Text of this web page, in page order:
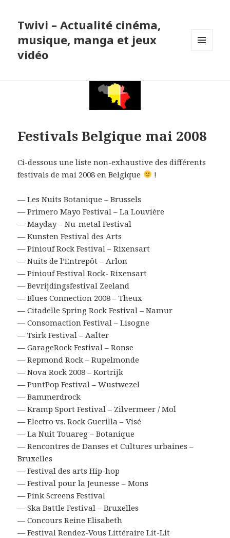
Twivi – Actualité cinéma,
musique, manga et jeux
vidéo
Festivals Belgique mai 2008
Ci-dessous une liste non-exhaustive des différents
festivals de mai 2008 en Belgique
!
— Les Nuits Botanique – Brussels
— Primero Mayo Festival – La Louvière
— Mayday – Nu-metal Festival
— Kunsten Festival des Arts
— Piniouf Rock Festival – Rixensart
— Nuits de l’Entrepôt – Arlon
— Piniouf Festival Rock- Rixensart
— Bevrijdingsfestival Zeeland
— Blues Connection 2008 – Theux
— Citadelle Spring Rock Festival – Namur
— Consomaction Festival – Lisogne
— Tsirk Festival – Aalter
— GarageRock Festival – Ronse
— Repmond Rock – Rupelmonde
— Nova Rock 2008 – Kortrijk
— PuntPop Festival – Wustwezel
— Bammerdrock
— Kramp Sport Festival – Zilvermeer / Mol
— Electro vs. Rock Guerilla – Visé
— La Nuit Touareg – Botanique
— Rencontres de Danses et Cultures urbaines –
Bruxelles
— Festival des arts Hip-hop
— Festival pour la Jeunesse – Mons
— Pink Screens Festival
— Ska Battle Festival – Bruxelles
— Concours Reine Elisabeth
— Festival Rendez-Vous Littéraire Lit-Lit